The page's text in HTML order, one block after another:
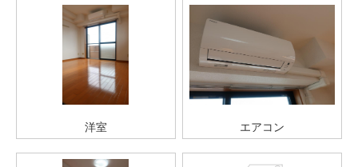
洋室 エアコン